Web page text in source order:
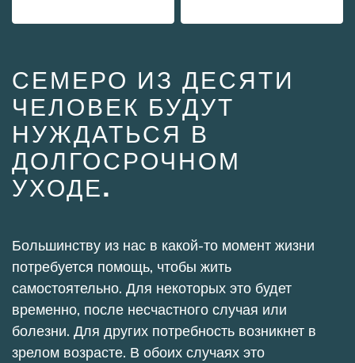
СЕМЕРО ИЗ ДЕСЯТИ
ЧЕЛОВЕК БУДУТ
НУЖДАТЬСЯ В
ДОЛГОСРОЧНОМ
УХОДЕ.
Большинству из нас в какой-то момент жизни
потребуется помощь, чтобы жить
самостоятельно. Для некоторых это будет
временно, после несчастного случая или
болезни. Для других потребность возникнет в
зрелом возрасте. В обоих случаях это